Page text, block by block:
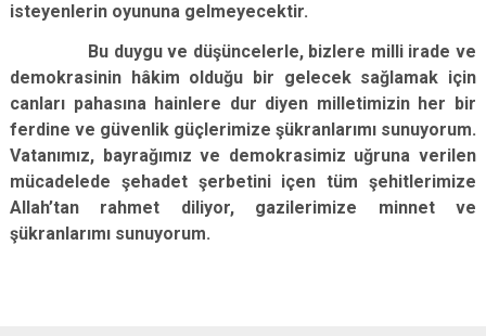
isteyenlerin oyununa gelmeyecektir.
Bu duygu ve düşüncelerle, bizlere milli irade ve
demokrasinin hâkim olduğu bir gelecek sağlamak için
canları pahasına hainlere dur diyen milletimizin her bir
ferdine ve güvenlik güçlerimize şükranlarımı sunuyorum.
Vatanımız, bayrağımız ve demokrasimiz uğruna verilen
mücadelede şehadet şerbetini içen tüm şehitlerimize
Allah’tan rahmet diliyor, gazilerimize minnet ve
şükranlarımı sunuyorum.